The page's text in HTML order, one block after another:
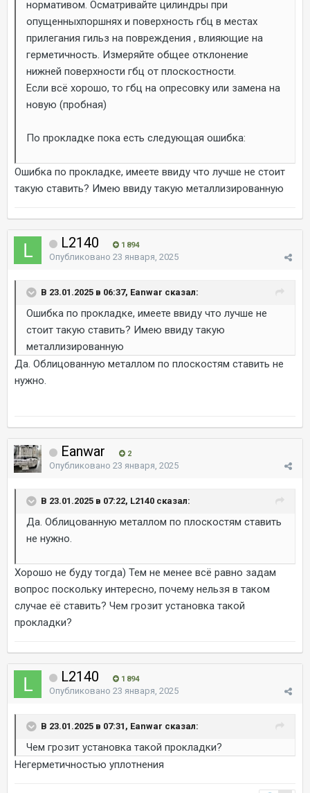
нормативом. Осматривайте цилиндры при
опущенныхпоршнях и поверхность гбц в местах
прилегания гильз на повреждения , влияющие на
герметичность. Измеряйте общее отклонение
нижней поверхности гбц от плоскостности.
Если всё хорошо, то гбц на опресовку или замена на
новую (пробная)
По прокладке пока есть следующая ошибка:
Ошибка по прокладке, имеете ввиду что лучше не стоит
такую ставить? Имею ввиду такую металлизированную
L2140 1 894
Опубликовано 23 января, 2025
В 23.01.2025 в 06:37, Eanwar сказал:
Ошибка по прокладке, имеете ввиду что лучше не
стоит такую ставить? Имею ввиду такую
металлизированную
Да. Облицованную металлом по плоскостям ставить не
нужно.
Eanwar 2
Опубликовано 23 января, 2025
В 23.01.2025 в 07:22, L2140 сказал:
Да. Облицованную металлом по плоскостям ставить
не нужно.
Хорошо не буду тогда) Тем не менее всё равно задам
вопрос поскольку интересно, почему нельзя в таком
случае её ставить? Чем грозит установка такой
прокладки?
L2140 1 894
Опубликовано 23 января, 2025
В 23.01.2025 в 07:31, Eanwar сказал:
Чем грозит установка такой прокладки?
Негерметичностью уплотнения